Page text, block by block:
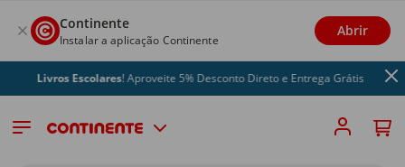
Continente
Instalar a aplicação Continente
Abrir
Livros Escolares! Aproveite 5% Desconto Direto e Entrega Grátis